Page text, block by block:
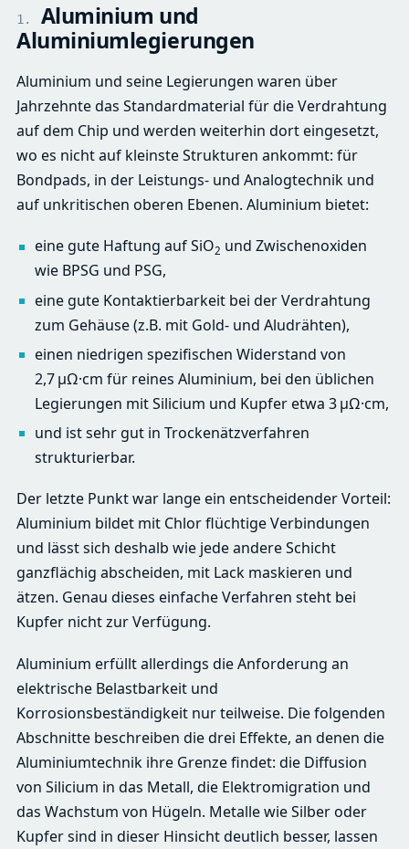
1.
Aluminium und
Aluminiumlegierungen
Aluminium und seine Legierungen waren über
Jahrzehnte das Standardmaterial für die Verdrahtung
auf dem Chip und werden weiterhin dort eingesetzt,
wo es nicht auf kleinste Strukturen ankommt: für
Bondpads, in der Leistungs- und Analogtechnik und
auf unkritischen oberen Ebenen. Aluminium bietet:
eine gute Haftung auf SiO2 und Zwischenoxiden
wie BPSG und PSG,
eine gute Kontaktierbarkeit bei der Verdrahtung
zum Gehäuse (z.B. mit Gold- und Aludrähten),
einen niedrigen spezifischen Widerstand von
2,7 μΩ·cm für reines Aluminium, bei den üblichen
Legierungen mit Silicium und Kupfer etwa 3 μΩ·cm,
und ist sehr gut in Trockenätzverfahren
strukturierbar.
Der letzte Punkt war lange ein entscheidender Vorteil:
Aluminium bildet mit Chlor flüchtige Verbindungen
und lässt sich deshalb wie jede andere Schicht
ganzflächig abscheiden, mit Lack maskieren und
ätzen. Genau dieses einfache Verfahren steht bei
Kupfer nicht zur Verfügung.
Aluminium erfüllt allerdings die Anforderung an
elektrische Belastbarkeit und
Korrosionsbeständigkeit nur teilweise. Die folgenden
Abschnitte beschreiben die drei Effekte, an denen die
Aluminiumtechnik ihre Grenze findet: die Diffusion
von Silicium in das Metall, die Elektromigration und
das Wachstum von Hügeln. Metalle wie Silber oder
Kupfer sind in dieser Hinsicht deutlich besser, lassen